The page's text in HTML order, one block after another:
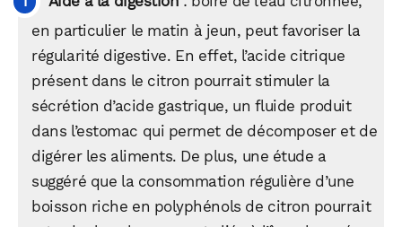
en particulier le matin à jeun, peut favoriser la
régularité digestive. En effet, l’acide citrique
présent dans le citron pourrait stimuler la
sécrétion d’acide gastrique, un fluide produit
dans l’estomac qui permet de décomposer et de
digérer les aliments. De plus, une étude a
suggéré que la consommation régulière d’une
boisson riche en polyphénols de citron pourrait